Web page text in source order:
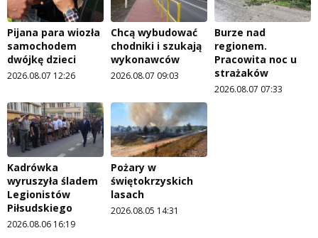
Pijana para wiozła
samochodem
dwójkę dzieci
2026.08.07 12:26
Chcą wybudować
chodniki i szukają
wykonawców
2026.08.07 09:03
Burze nad
regionem.
Pracowita noc u
strażaków
2026.08.07 07:33
Kadrówka
wyruszyła śladem
Legionistów
Piłsudskiego
2026.08.06 16:19
Pożary w
świętokrzyskich
lasach
2026.08.05 14:31